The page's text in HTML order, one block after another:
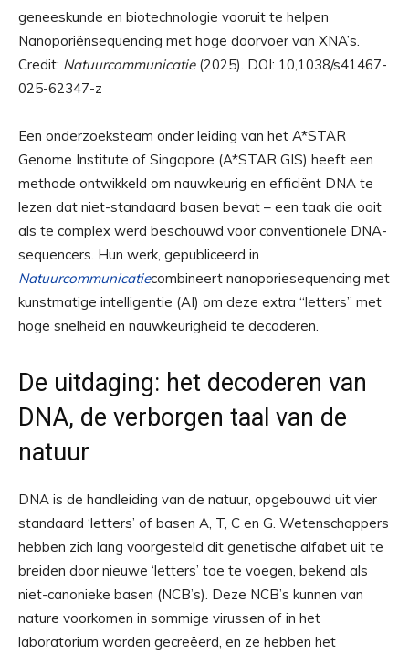
Nanoporiënsequencing met hoge doorvoer van XNA’s.
Credit: Natuurcommunicatie(2025). DOI: 10,1038/s41467-
025-62347-z
Een onderzoeksteam onder leiding van het A*STAR
Genome Institute of Singapore (A*STAR GIS) heeft een
methode ontwikkeld om nauwkeurig en efficiënt DNA te
lezen dat niet-standaard basen bevat – een taak die ooit
als te complex werd beschouwd voor conventionele DNA-
sequencers. Hun werk, gepubliceerd in
Natuurcommunicatiecombineert nanoporiesequencing met
kunstmatige intelligentie (AI) om deze extra “letters” met
hoge snelheid en nauwkeurigheid te decoderen.
De uitdaging: het decoderen van
DNA, de verborgen taal van de
natuur
DNA is de handleiding van de natuur, opgebouwd uit vier
standaard ‘letters’ of basen A, T, C en G. Wetenschappers
hebben zich lang voorgesteld dit genetische alfabet uit te
breiden door nieuwe ‘letters’ toe te voegen, bekend als
niet-canonieke basen (NCB’s). Deze NCB’s kunnen van
nature voorkomen in sommige virussen of in het
laboratorium worden gecreëerd, en ze hebben het